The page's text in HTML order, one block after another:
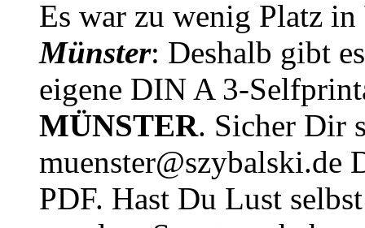
Es war zu wenig Platz in
Münster: Deshalb gibt
eigene DIN A 3-
MÜNSTER. Sicher Dir
muenster@szybalski.de
PDF. Hast Du Lust